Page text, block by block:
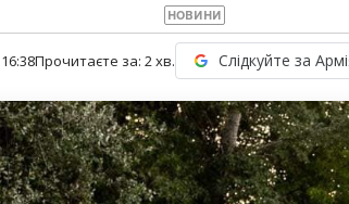
НОВИНИ
Прочитаєте за: 2хв. Слідкуйте за